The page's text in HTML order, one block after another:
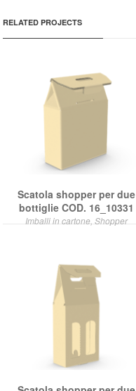
RELATED PROJECTS
Scatola shopper per due
bottiglie COD. 16_10331
Imballi in cartone, Shopper